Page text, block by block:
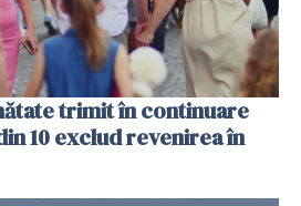
trimit în continuare
10 exclud revenirea în